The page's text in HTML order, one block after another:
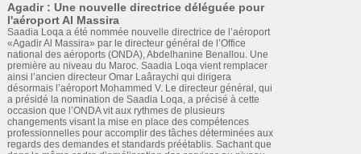
Agadir : Une nouvelle directrice déléguée pour
l'aéroport Al Massira
Saadia Loqa a été nommée nouvelle directrice de l’aéroport
«Agadir Al Massira» par le directeur général de l’Office
national des aéroports (ONDA), Abdelhanine Benallou. Une
première au niveau du Maroc. Saadia Loqa vient remplacer
ainsi l’ancien directeur Omar Laâraychi qui dirigera
désormais l’aéroport Mohammed V. Le directeur général, qui
a présidé la nomination de Saadia Loqa, a précisé à cette
occasion que l’ONDA vit aux rythmes de plusieurs
changements visant la mise en place des compétences
professionnelles pour accomplir des tâches déterminées aux
regards des demandes et standards préétablis. Sachant que